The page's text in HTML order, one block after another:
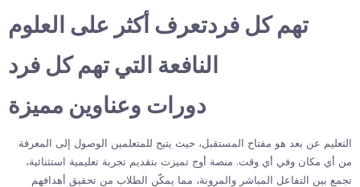
تهم كل فردتعرف أكثر على العلوم
النافعة التي تهم كل فرد
دورات وعناوين مميزة
التعليم عن بعد هو مفتاح المستقبل، حيث يتيح للمتعلمين الوصول إلى المعرفة
من أي مكان وفي أي وقت. منصة أوج تميزت بتقديم تجربة تعليمية استثنائية،
تجمع بين التفاعل المباشر والمرونة، مما يمكّن الطلاب من تحقيق أهدافهم